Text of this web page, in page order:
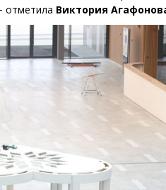
отметила Виктория